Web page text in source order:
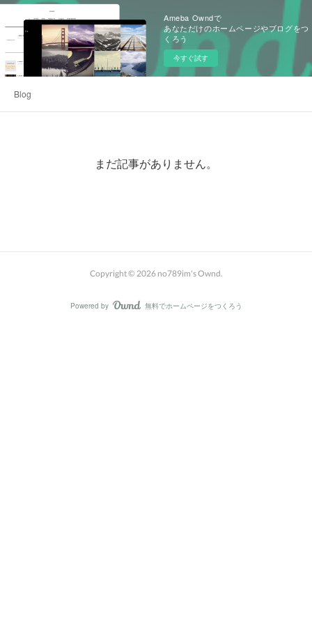
Ameba Owndで
あなただけのホームページやブログをつ
くろう
今すぐ試す
Blog
まだ記事がありません。
Copyright © 2026 no789im's Ownd.
Powered by AmebaOwnd
無料でホームページをつくろう